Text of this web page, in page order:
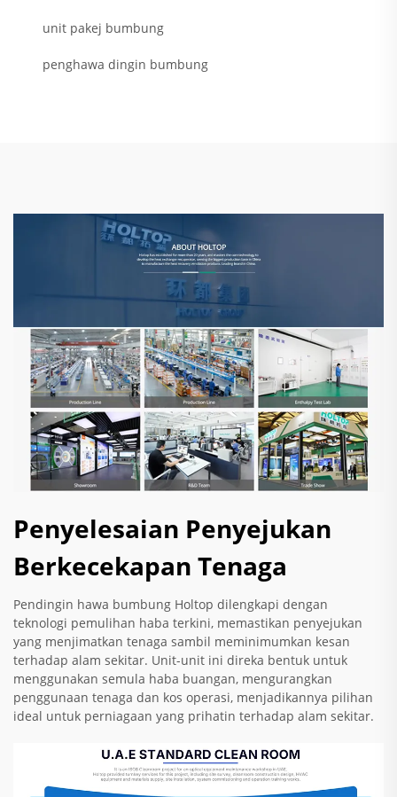
unit pakej bumbung
penghawa dingin bumbung
Penyelesaian Penyejukan
Berkecekapan Tenaga
Pendingin hawa bumbung Holtop dilengkapi dengan
teknologi pemulihan haba terkini, memastikan penyejukan
yang menjimatkan tenaga sambil meminimumkan kesan
terhadap alam sekitar. Unit-unit ini direka bentuk untuk
menggunakan semula haba buangan, mengurangkan
penggunaan tenaga dan kos operasi, menjadikannya pilihan
ideal untuk perniagaan yang prihatin terhadap alam sekitar.